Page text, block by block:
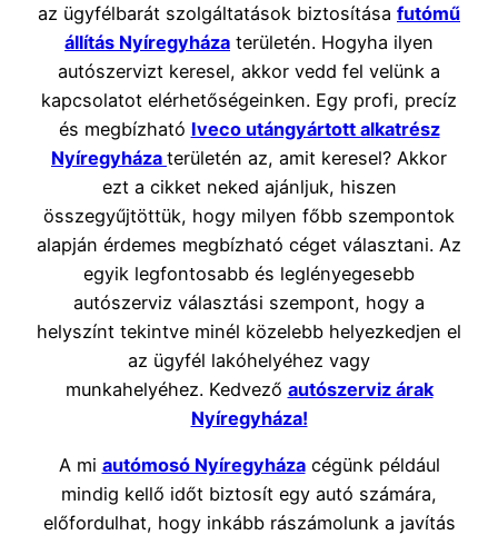
az ügyfélbarát szolgáltatások biztosítása futómű
állítás Nyíregyháza területén. Hogyha ilyen
autószervizt keresel, akkor vedd fel velünk a
kapcsolatot elérhetőségeinken. Egy profi, precíz
és megbízható Iveco utángyártott alkatrész
Nyíregyháza területén az, amit keresel? Akkor
ezt a cikket neked ajánljuk, hiszen
összegyűjtöttük, hogy milyen főbb szempontok
alapján érdemes megbízható céget választani. Az
egyik legfontosabb és leglényegesebb
autószerviz választási szempont, hogy a
helyszínt tekintve minél közelebb helyezkedjen el
az ügyfél lakóhelyéhez vagy
munkahelyéhez. Kedvező autószerviz árak
Nyíregyháza!
A mi autómosó Nyíregyházacégünk például
mindig kellő időt biztosít egy autó számára,
előfordulhat, hogy inkább rászámolunk a javítás